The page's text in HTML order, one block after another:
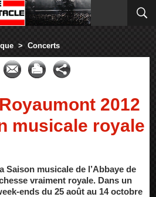
> Concerts
2012
musicale royale
Saison musicale de l’Abbaye de
vraiment royale. Dans un
ends du 25 août au 14 octobre